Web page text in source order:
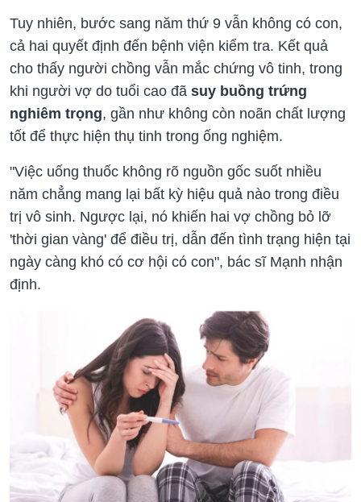
Tuy nhiên, bước sang năm thứ 9 vẫn không có con,
cả hai quyết định đến bệnh viện kiểm tra. Kết quả
cho thấy người chồng vẫn mắc chứng vô tinh, trong
khi người vợ do tuổi cao đã suy buồng trứng
nghiêm trọng, gần như không còn noãn chất lượng
tốt để thực hiện thụ tinh trong ống nghiệm.
"Việc uống thuốc không rõ nguồn gốc suốt nhiều
năm chẳng mang lại bất kỳ hiệu quả nào trong điều
trị vô sinh. Ngược lại, nó khiến hai vợ chồng bỏ lỡ
'thời gian vàng' để điều trị, dẫn đến tình trạng hiện tại
ngày càng khó có cơ hội có con", bác sĩ Mạnh nhận
định.